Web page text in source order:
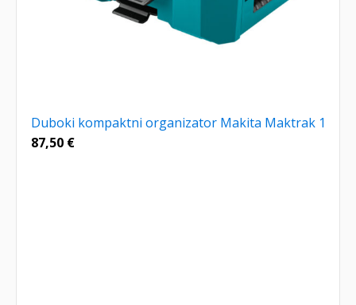
Duboki kompaktni organizator Makita Maktrak 1
87,50 €